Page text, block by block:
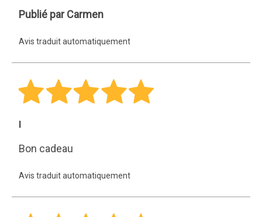
Carmen
Publié par Carmen
Avis traduit automatiquement
I
Bon cadeau
Avis traduit automatiquement